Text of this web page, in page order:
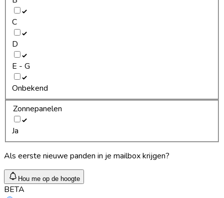
C
D
E - G
Onbekend
Zonnepanelen
Ja
Als eerste nieuwe panden in je mailbox krijgen?
Hou me op de hoogte
BETA